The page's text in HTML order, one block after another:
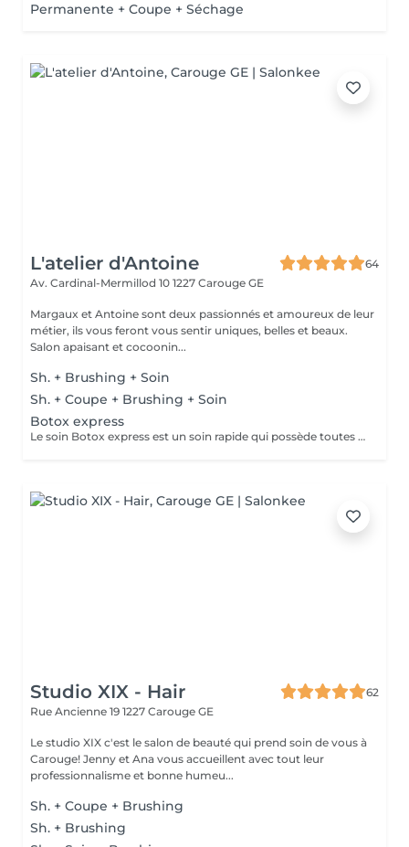
Permanente + Coupe + Séchage
L'atelier d'Antoine
64
Av. Cardinal-Mermillod 10 1227 Carouge GE
Margaux et Antoine sont deux passionnés et amoureux de leur
métier, ils vous feront vous sentir uniques, belles et beaux.
Salon apaisant et cocoonin...
Sh. + Brushing + Soin
Sh. + Coupe + Brushing + Soin
Botox express
Le soin Botox express est un soin rapide qui possède toutes les vertus du Botox profond. Les résultats de ce soin sont garantis 2 à 3 semaines.
Studio XIX - Hair
62
Rue Ancienne 19 1227 Carouge GE
Le studio XIX c'est le salon de beauté qui prend soin de vous à
Carouge! Jenny et Ana vous accueillent avec tout leur
professionnalisme et bonne humeu...
Sh. + Coupe + Brushing
Sh. + Brushing